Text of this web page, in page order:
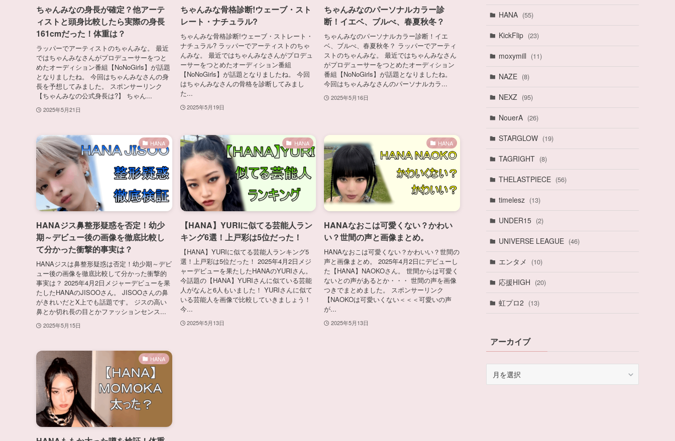
ちゃんみなの身長が確定？他アーテ
ィストと頭身比較したら実際の身長
161cmだった！体重は？
ラッパーでアーティストのちゃんみな。 最近
ではちゃんみなさんがプロデューサーをつと
めたオーディション番組【NoNoGirls】が話題
となりましたね。 今回はちゃんみなさんの身
長を予想してみました。 スポンサーリンク
【ちゃんみなの公式身長は?】 ちゃん...
2025年5月21日
ちゃんみな骨格診断!ウェーブ・スト
レート・ナチュラル?
ちゃんみな骨格診断!ウェーブ・ストレート・
ナチュラル? ラッパーでアーティストのちゃ
んみな。 最近ではちゃんみなさんがプロデュ
ーサーをつとめたオーディション番組
【NoNoGirls】が話題となりましたね。 今回
はちゃんみなさんの骨格を診断してみまし
た...
2025年5月19日
ちゃんみなのパーソナルカラー診
断！イエベ、ブルべ、春夏秋冬？
ちゃんみなのパーソナルカラー診断！イエ
ベ、ブルべ、春夏秋冬？ ラッパーでアーティ
ストのちゃんみな。 最近ではちゃんみなさん
がプロデューサーをつとめたオーディション
番組【NoNoGirls】が話題となりましたね。
今回はちゃんみなさんのパーソナルカラ...
2025年5月16日
HANA
HANAジス鼻整形疑惑を否定！幼少
期～デビュー後の画像を徹底比較し
て分かった衝撃的事実は？
HANAジスは鼻整形疑惑は否定！幼少期～デビ
ュー後の画像を徹底比較して分かった衝撃的
事実は？ 2025年4月2日メジャーデビューを果
たしたHANAのJISOOさん。 JISOOさんの鼻
がきれいだとX上でも話題です。 ジスの高い
鼻とか切れ長の目とかファッションセンス...
2025年5月15日
HANA
【HANA】YURIに似てる芸能人ラン
キング6選！上戸彩は5位だった！
【HANA】YURIに似てる芸能人ランキング5
選！上戸彩は5位だった！ 2025年4月2日メジ
ャーデビューを果たしたHANAのYURIさん。
今話題の【HANA】YURIさんに似ている芸能
人がなんと6人もいました！ YURIさんに似て
いる芸能人を画像で比較していきましょう！
今...
2025年5月13日
HANA
HANAなおこは可愛くない？かわい
い？世間の声と画像まとめ。
HANAなおこは可愛くない？かわいい？世間の
声と画像まとめ。 2025年4月2日にデビューし
た【HANA】NAOKOさん。 世間からは可愛く
ないとの声があるとか・・・ 世間の声を画像
つきでまとめました。 スポンサーリンク
【NAOKOは可愛いくない＜＜＜可愛いの声
が...
2025年5月13日
HANA
HANA (55)
KickFlip (23)
moxymill (11)
NAZE (8)
NEXZ (95)
NouerA (26)
STARGLOW (19)
TAGRIGHT (8)
THELASTPIECE (56)
timelesz (13)
UNDER15 (2)
UNIVERSE LEAGUE (46)
エンタメ (10)
応援HIGH (20)
虹プロ2 (13)
アーカイブ